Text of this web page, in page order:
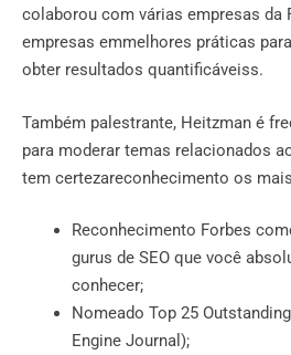
colaborou com várias empresas da
empresas emmelhores práticas
obter resultados quantificáveiss.
Também palestrante, Heitzman é
para moderar temas relacionados
tem certezareconhecimento os
Reconhecimento Forbes
gurus de SEO que você
conhecer;
Nomeado Top 25
Engine Journal);